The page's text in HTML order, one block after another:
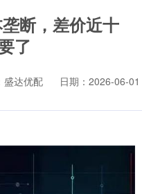
断，差价近十
了
盛达优配
日期：2026-06-01